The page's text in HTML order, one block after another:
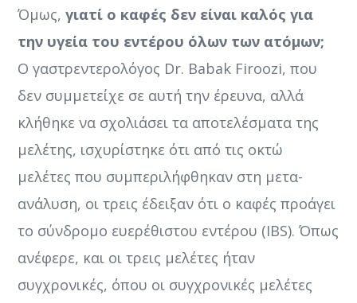
Όμως,γιατί ο καφές δεν είναι καλός για
την υγεία του εντέρου όλων των ατόμων;
Ο γαστρεντερολόγος Dr. Babak Firoozi, που
δεν συμμετείχε σε αυτή την έρευνα, αλλά
κλήθηκε να σχολιάσει τα αποτελέσματα της
μελέτης, ισχυρίστηκε ότι από τις οκτώ
μελέτες που συμπεριλήφθηκαν στη μετα-
ανάλυση, οι τρεις έδειξαν ότι ο καφές προάγει
το σύνδρομο ευερέθιστου εντέρου (IBS). Όπως
ανέφερε, και οι τρεις μελέτες ήταν
συγχρονικές, όπου οι συγχρονικές μελέτες